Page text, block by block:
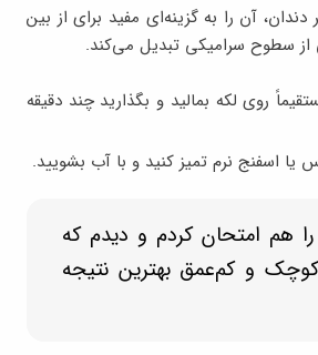
آن را به گزینه‌ای مفید برای از بین
از سطوح سرامیکی تبدیل می‌کند.
روی لکه بمالید و بگذارید چند دقیقه
یا اسفنج نرم تمیز کنید و با آب بشویید.
هم امتحان کردم و دیدم که
و کم‌عمق بهترین نتیجه